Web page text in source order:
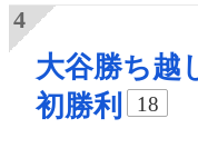
大谷勝ち越
初勝利
18